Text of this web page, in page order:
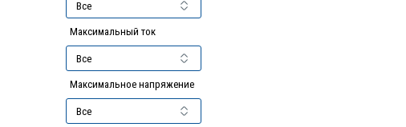
Максимальный ток
Максимальное напряжение